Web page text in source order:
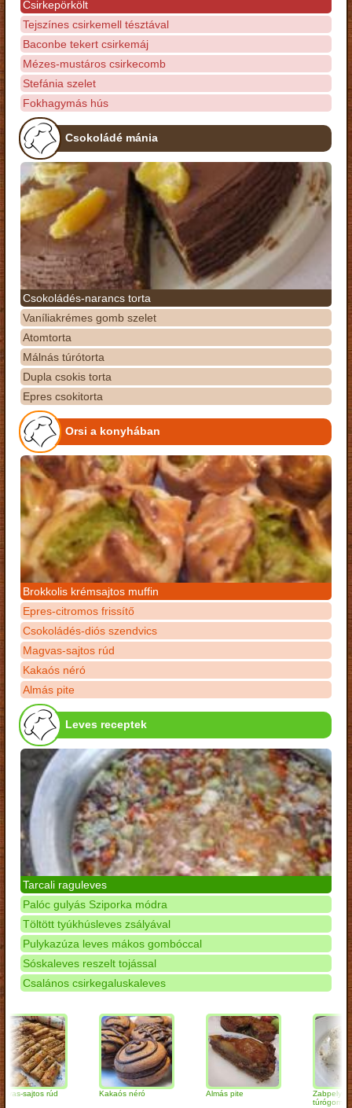
Csirkepörkölt
Tejszínes csirkemell tésztával
Baconbe tekert csirkemáj
Mézes-mustáros csirkecomb
Stefánia szelet
Fokhagymás hús
Csokoládé mánia
Csokoládés-narancs torta
Vaníliakrémes gomb szelet
Atomtorta
Málnás túrótorta
Dupla csokis torta
Epres csokitorta
Orsi a konyhában
Brokkolis krémsajtos muffin
Epres-citromos frissítő
Csokoládés-diós szendvics
Magvas-sajtos rúd
Kakaós néró
Almás pite
Leves receptek
Tarcali raguleves
Palóc gulyás Sziporka módra
Töltött tyúkhúsleves zsályával
Pulykazúza leves mákos gombóccal
Sóskaleves reszelt tojással
Csalános csirkegaluskaleves
rúd Kakaós néró Almás pite
Zabpelyhes
túrógombóc